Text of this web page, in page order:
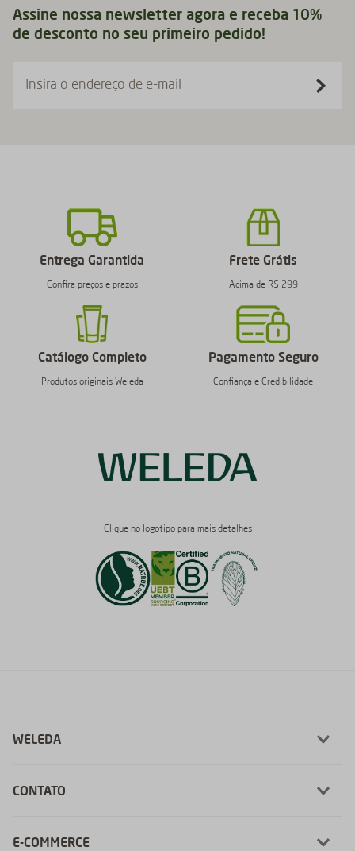
Assine nossa newsletter agora e receba 10%
de desconto no seu primeiro pedido!
Insira o endereço de e-mail
Entrega Garantida
Confira preços e prazos
Frete Grátis
Acima de R$ 299
Catálogo Completo
Produtos originais Weleda
Pagamento Seguro
Confiança e Credibilidade
Clique no logotipo para mais detalhes
WELEDA
CONTATO
E-COMMERCE